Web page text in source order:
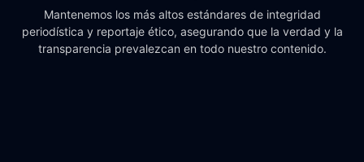
Mantenemos los más altos estándares de integridad
periodística y reportaje ético, asegurando que la verdad y la
transparencia prevalezcan en todo nuestro contenido.